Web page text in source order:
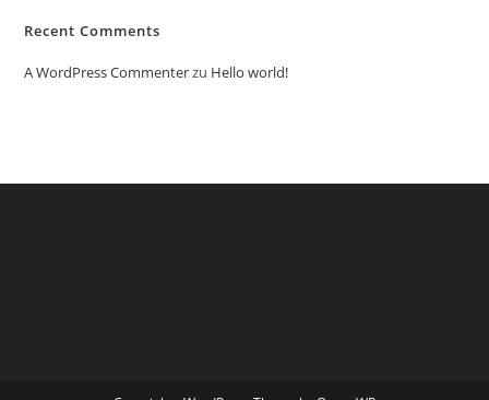
Recent Comments
A WordPress Commenterzu Hello world!